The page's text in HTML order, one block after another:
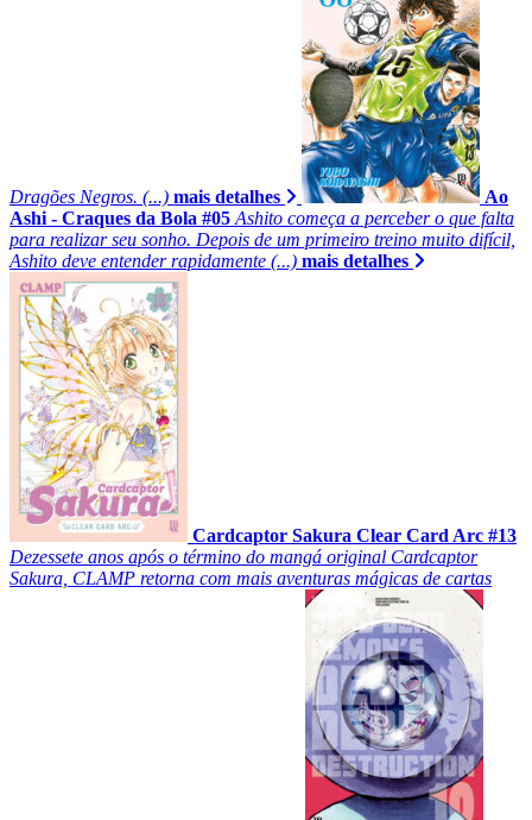
Dragões Negros. (...) mais detalhes
Ao
Ashi - Craques da Bola #05 Ashito começa a perceber o que falta
para realizar seu sonho. Depois de um primeiro treino muito difícil,
Ashito deve entender rapidamente (...) mais detalhes
Cardcaptor Sakura Clear Card Arc #13
Dezessete anos após o término do mangá original Cardcaptor
Sakura, CLAMP retorna com mais aventuras mágicas de cartas